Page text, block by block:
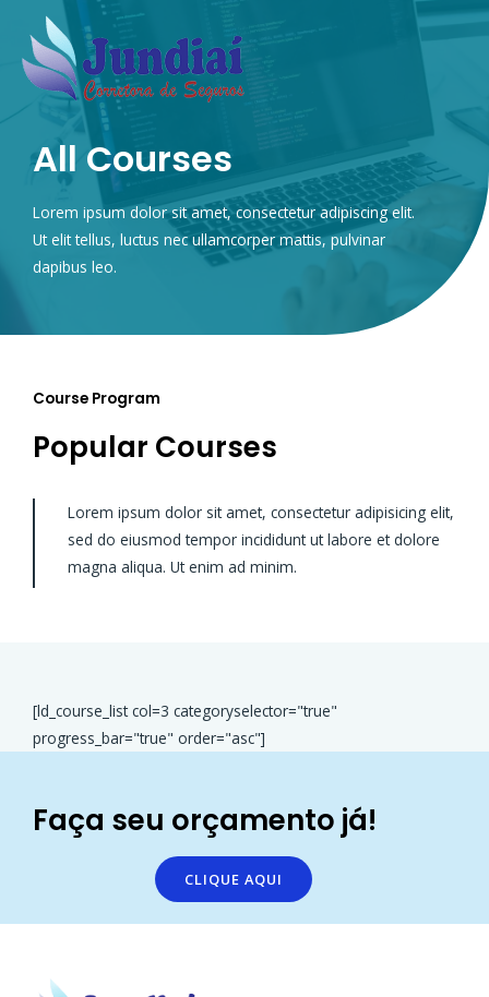
para
conteúdo
All Courses
Lorem ipsum dolor sit amet, consectetur adipiscing elit.
Ut elit tellus, luctus nec ullamcorper mattis, pulvinar
dapibus leo.
Course Program
Popular Courses
Lorem ipsum dolor sit amet, consectetur adipisicing elit,
sed do eiusmod tempor incididunt ut labore et dolore
magna aliqua. Ut enim ad minim.
[ld_course_list col=3 categoryselector="true"
progress_bar="true" order="asc"]
Faça seu orçamento já!
CLIQUE AQUI